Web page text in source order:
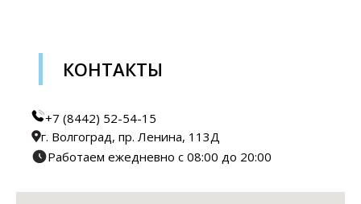
КОНТАКТЫ
+7 (8442) 52-54-15
г. Волгоград, пр. Ленина, 113Д
Работаем ежедневно с 08:00 до 20:00